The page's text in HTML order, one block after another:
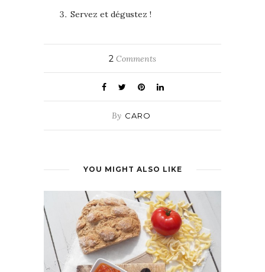
Servez et dégustez !
2 Comments
By CARO
YOU MIGHT ALSO LIKE